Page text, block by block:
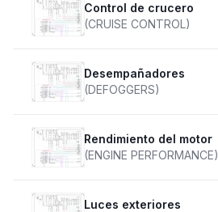
Control de crucero
(CRUISE CONTROL)
desempañadores
(DEFOGGERS)
Rendimiento del motor
(ENGINE PERFORMANCE)
Luces exteriores